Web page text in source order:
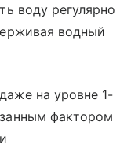
воду регулярно
водный
на уровне 1-
фактором